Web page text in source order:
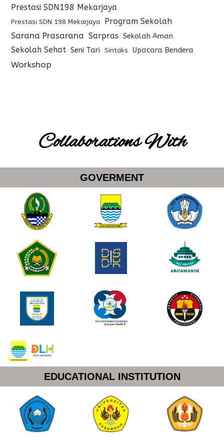
Prestasi SDN198 Mekarjaya
Prestasi SDN 198 Mekarjaya
Program Sekolah
Sarana Prasarana Sarpras Sekolah Aman
Sekolah Sehat Seni Tari Sintaks Upacara Bendera
Workshop
Collaborations With
GOVERMENT
EDUCATIONAL INSTITUTION